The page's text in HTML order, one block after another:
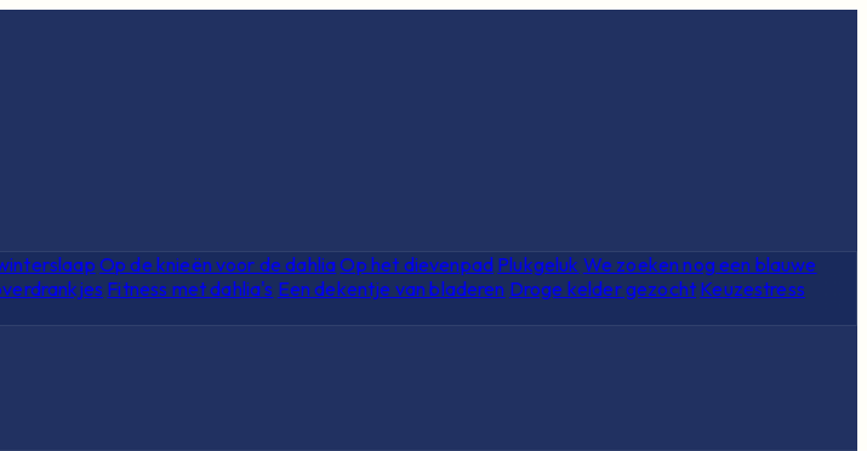
Op de knieën voor de dahliaOp het dievenpad Plukgeluk We zoeken nog een blauwe
Fitness met dahlia's Een dekentje van bladeren Droge kelder gezocht Keuzestress